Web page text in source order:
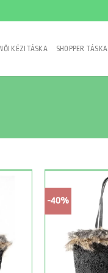
NŐI KÉZITÁSKA SHOPPER TÁSKA
-40%